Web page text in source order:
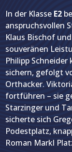
In der Klasse E2
anspruchsvollen
Klaus Bischof
souveränen
Philipp
sichern, gefolgt
Orthacker.
fortführen – sie
Starzinger und
sicherte sich
Podestplatz,
Roman Markl